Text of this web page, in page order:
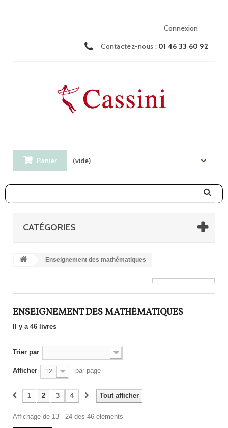
Connexion
Contactez-nous : 01 46 33 60 92
Panier (vide)
CATÉGORIES
Enseignement des mathématiques
ENSEIGNEMENT DES MATHÉMATIQUES
Il y a 46 livres
Trier par --
Afficher 12 par page
Tout afficher
1 2 3 4
Affichage de 13 - 24 des 46 éléments